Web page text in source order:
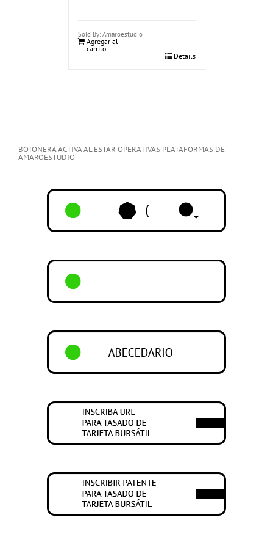
Sold By: Amaroestudio
Agregar al
carrito
Details
BOTONERA ACTIVA AL ESTAR OPERATIVAS PLATAFORMAS DE
AMAROESTUDIO